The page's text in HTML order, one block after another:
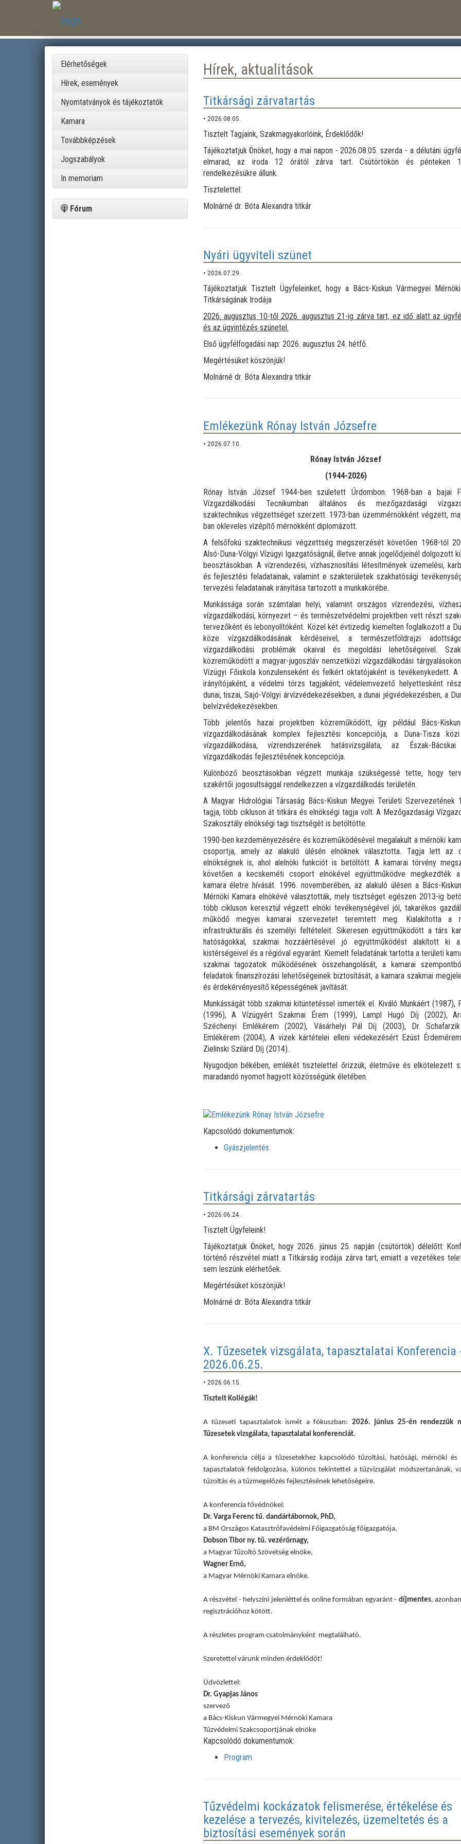
Elérhetőségek
Hírek, események
Nyomtatványok és tájékoztatók
Kamara
Továbbképzések
Jogszabályok
In memoriam
Fórum
Hírek, aktualitások
Titkársági zárvatartás
• 2026.08.05.
Tisztelt Tagjaink, Szakmagyakorlóink, Érdeklődők!
Tájékoztatjuk Önöket, hogy a mai napon - 2026.08.05. szerda - a délutáni
elmarad, az iroda 12 órától zárva tart. Csütörtökön és pénteken
rendelkezésükre állunk.
Tisztelettel:
Molnárné dr. Bóta Alexandra titkár
Nyári ügyviteli szünet
• 2026.07.29.
Tájékoztatjuk Tisztelt Ügyfeleinket, hogy a Bács-Kiskun Vármegyei
Titkárságának Irodája
2026. augusztus 10-től 2026. augusztus 21-ig zárva tart, ez idő alatt az
és az ügyintézés szünetel.
Első ügyfélfogadási nap: 2026. augusztus 24. hétfő.
Megértésüket köszönjük!
Molnárné dr. Bóta Alexandra titkár
Emlékezünk Rónay István Józsefre
• 2026.07.10.
Rónay István József
(1944-2026)
Rónay István József 1944-ben született Úrdombon. 1968-ban a bajai
Vízgazdálkodási Tecnikumban általános és mezőgazdasági
szaktechnikus végzettséget szerzett. 1973-ban üzemmérnökként végzett,
ban okleveles vízépítő mérnökként diplomázott.
A felsőfokú szaktechnikusi végzettség megszerzését követően 1968-tól
Alsó-Duna-Völgyi Vízügyi Igazgatóságnál, illetve annak jogelődjeinél dolgozott
beosztásokban. A vízrendezési, vízhasznosítási létesítmények üzemelési,
és fejlesztési feladatainak, valamint e szakterületek szakhatósági
tervezési feladatainak irányítása tartozott a munkakörébe.
Munkássága során számtalan helyi, valamint országos vízrendezési,
vízgazdálkodási, környezet – és természetvédelmi projektben vett részt
tervezőként és lebonyolítóként. Közel két évtizedig kiemelten foglalkozott a
köze vízgazdálkodásának kérdéseivel, a természetföldrajzi
vízgazdálkodási problémák okaival és megoldási lehetőségeivel.
közreműködött a magyar-jugoszláv nemzetközi vízgazdálkodási
Vízügyi Főiskola konzulenseként és felkért oktatójaként is tevékenykedett. A
irányítójaként, a védelmi törzs tagjaként, védelemvezető helyettesként
dunai, tiszai, Sajó-Völgyi árvízvédekezésekben, a dunai jégvédekezésben, a
belvízvédekezésekben.
Több jelentős hazai projektben közreműködött, így például Bács-
vízgazdálkodásának komplex fejlesztési koncepciója, a Duna-Tisza
vízgazdálkodása, vízrendszerének hatásvizsgálata, az Észak-
vízgazdálkodás fejlesztésének koncepciója.
Különböző beosztásokban végzett munkája szükségessé tette, hogy
szakértői jogosultsággal rendelkezzen a vízgazdálkodás területén.
A Magyar Hidrológiai Társaság Bács-Kiskun Megyei Területi Szervezetének
tagja, több cikluson át titkára és elnökségi tagja volt. A Mezőgazdasági
Szakosztály elnökségi tagi tisztségét is betöltötte.
1990-ben kezdeményezésére és közreműködésével megalakult a mérnöki
csoportja, amely az alakuló ülésén elnöknek választotta. Tagja lett az
elnökségnek is, ahol alelnöki funkciót is betöltött. A kamarai törvény
követően a kecskeméti csoport elnökével együttműködve megkezdték
kamara életre hívását. 1996. novemberében, az alakuló ülésen a Bács-
Mérnöki Kamara elnökévé választották, mely tisztséget egészen 2013-ig
több cikluson keresztül végzett elnöki tevékenységével jól, takarékos
működő megyei kamarai szervezetet teremtett meg. Kialakította a
infrastrukturális és személyi feltételeit. Sikeresen együttműködött a társ
hatóságokkal, szakmai hozzáértésével jó együttműködést alakított ki
kistérségeivel és a régióval egyaránt. Kiemelt feladatának tartotta a területi
szakmai tagozatok működésének összehangolását, a kamarai
feladatok finanszírozási lehetőségeinek biztosítását, a kamara szakmai
és érdekérvényesítő képességének javítását.
Munkásságát több szakmai kitüntetéssel ismerték el. Kiváló Munkáért (1987),
(1996), A Vízügyért Szakmai Érem (1999), Lampl Hugó Díj (2002),
Széchenyi Emlékérem (2002), Vásárhelyi Pál Díj (2003), Dr.
Emlékérem (2004), A vizek kártételei elleni védekezésért Ezüst
Zielinski Szilárd Díj (2014).
Nyugodjon békében, emlékét tisztelettel őrizzük, életműve és elkötelezett
maradandó nyomot hagyott közösségünk életében.
Kapcsolódó dokumentumok:
Gyászjelentés
Titkársági zárvatartás
• 2026.06.24.
Tisztelt Ügyfeleink!
Tájékoztatjuk Önöket, hogy 2026. június 25. napján (csütörtök) délelőtt
történő részvétel miatt a Titkárság irodája zárva tart, emiatt a vezetékes
sem leszünk elérhetőek.
Megértésüket köszönjük!
Molnárné dr. Bóta Alexandra titkár
X. Tűzesetek vizsgálata, tapasztalatai Konferencia
2026.06.25.
• 2026.06.15.
Tisztelt Kollégák!
A tűzeseti tapasztalatok ismét a fókuszban: 2026. június 25-én rendezzük
Tűzesetek vizsgálata, tapasztalatai konferenciát.
A konferencia célja a tűzesetekhez kapcsolódó tűzoltási, hatósági, mérnöki és
tapasztalatok feldolgozása, különös tekintettel a tűzvizsgálat módszertanának,
tűzoltás és a tűzmegelőzés fejlesztésének lehetőségeire.
A konferencia fővédnökei:
Dr. Varga Ferenc tű. dandártábornok, PhD,
a BM Országos Katasztrófavédelmi Főigazgatóság főigazgatója,
Dobson Tibor ny. tű. vezérőrnagy,
a Magyar Tűzoltó Szövetség elnöke,
Wagner Ernő,
a Magyar Mérnöki Kamara elnöke.
A részvétel - helyszíni jelenléttel és online formában egyaránt - díjmentes,
regisztrációhoz kötött.
A részletes program csatolmányként megtalálható.
Szeretettel várunk minden érdeklődőt!
Üdvözlettel:
Dr. Gyapjas János
szervező
a Bács-Kiskun Vármegyei Mérnöki Kamara
Tűzvédelmi Szakcsoportjának elnöke
Kapcsolódó dokumentumok:
Program
Tűzvédelmi kockázatok felismerése, értékelése és
kezelése a tervezés, kivitelezés, üzemeltetés és a
biztosítási események során